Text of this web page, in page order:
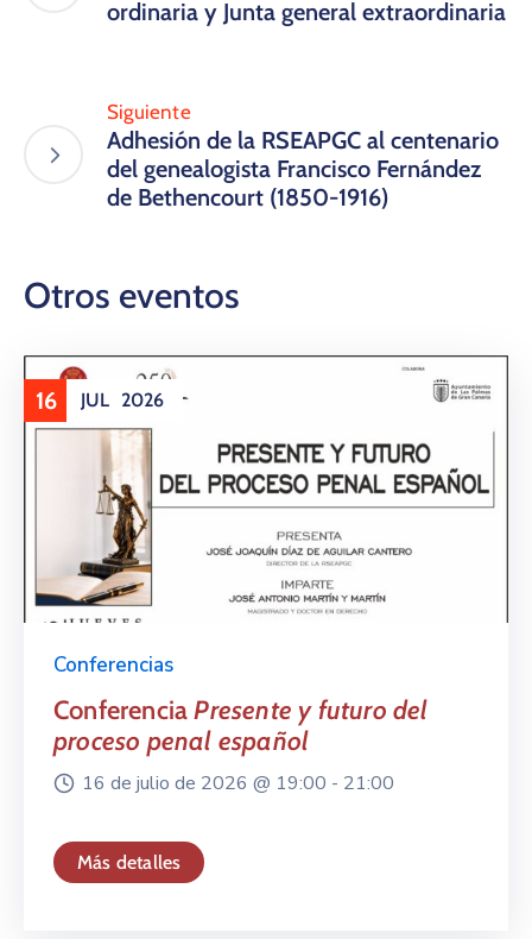
ordinaria y Junta general extraordinaria
Siguiente
Adhesión de la RSEAPGC al centenario
del genealogista Francisco Fernández
de Bethencourt (1850-1916)
Otros eventos
16 JUL 2026
Conferencias
ConferenciaPresente y futuro del
proceso penal español
16 de julio de 2026 @ 19:00 - 21:00
Más detalles